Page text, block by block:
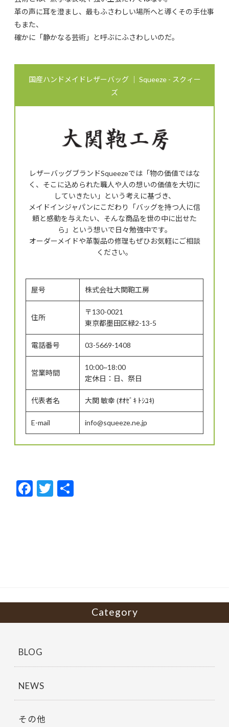
革の声に耳を澄まし、最もふさわしい場所へと導くその手仕事
もまた、
確かに「静かなる芸術」と呼ぶにふさわしいのだ。
国産ハンドメイドレザーバッグ ｜ Squeeze - スクィー
ズ
レザーバッグブランドSqueezeでは「物の価値ではな
く、そこに込められた職人や人の想いの価値を大切に
していきたい」という考えに基づき、
メイドインジャパンにこだわり「バッグを持つ人に信
頼と感動を与えたい、そんな商品を世の中に出せた
ら」という想いで日々勉強中です。
オーダーメイドや革製品の修理もぜひお気軽にご相談
ください。
屋号 株式会社大関鞄工房
住所
〒130-0021
東京都墨田区緑2-13-5
電話番号 03-5669-1408
営業時間
10:00~18:00
定休日：日、祭日
代表者名 大関 敏幸 (ｵｵｾﾞｷ ﾄｼﾕｷ)
E-mail info@squeeze.ne.jp
F
T
Category
BLOG
NEWS
その他